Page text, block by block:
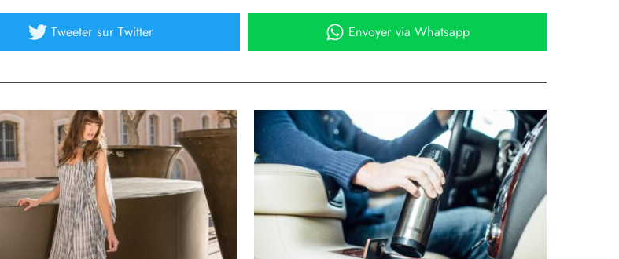
Tweetersur Twitter Envoyervia Whatsapp